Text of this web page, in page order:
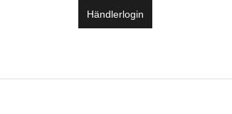
Händlerlogin